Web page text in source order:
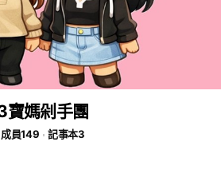
寶媽剁手團
成員149 記事本3